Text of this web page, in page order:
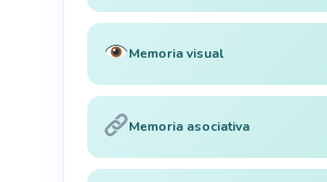
Memoria visual
Memoria asociativa